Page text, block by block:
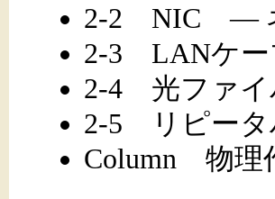
2-2 NIC ― ネ
2-3 LANケー
2-4 光ファイ
2-5 リピータ
Column 物理